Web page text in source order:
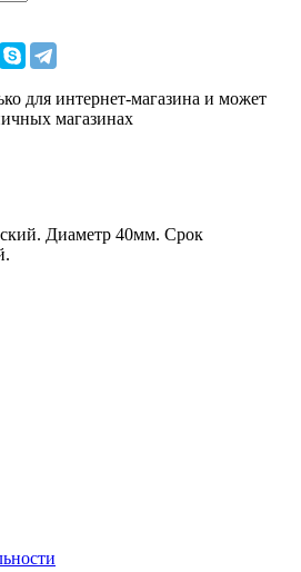
для интернет-магазина и может
магазинах
Диаметр 40мм. Срок